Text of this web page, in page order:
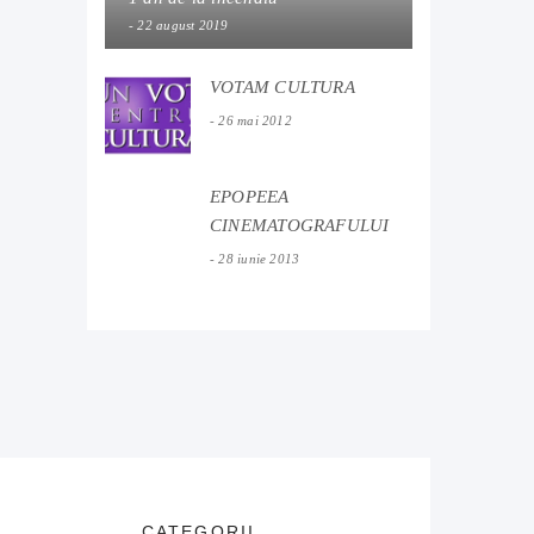
22 august 2019
VOTAM CULTURA
26 mai 2012
EPOPEEA
CINEMATOGRAFULUI
TRANSILVANIA
28 iunie 2013